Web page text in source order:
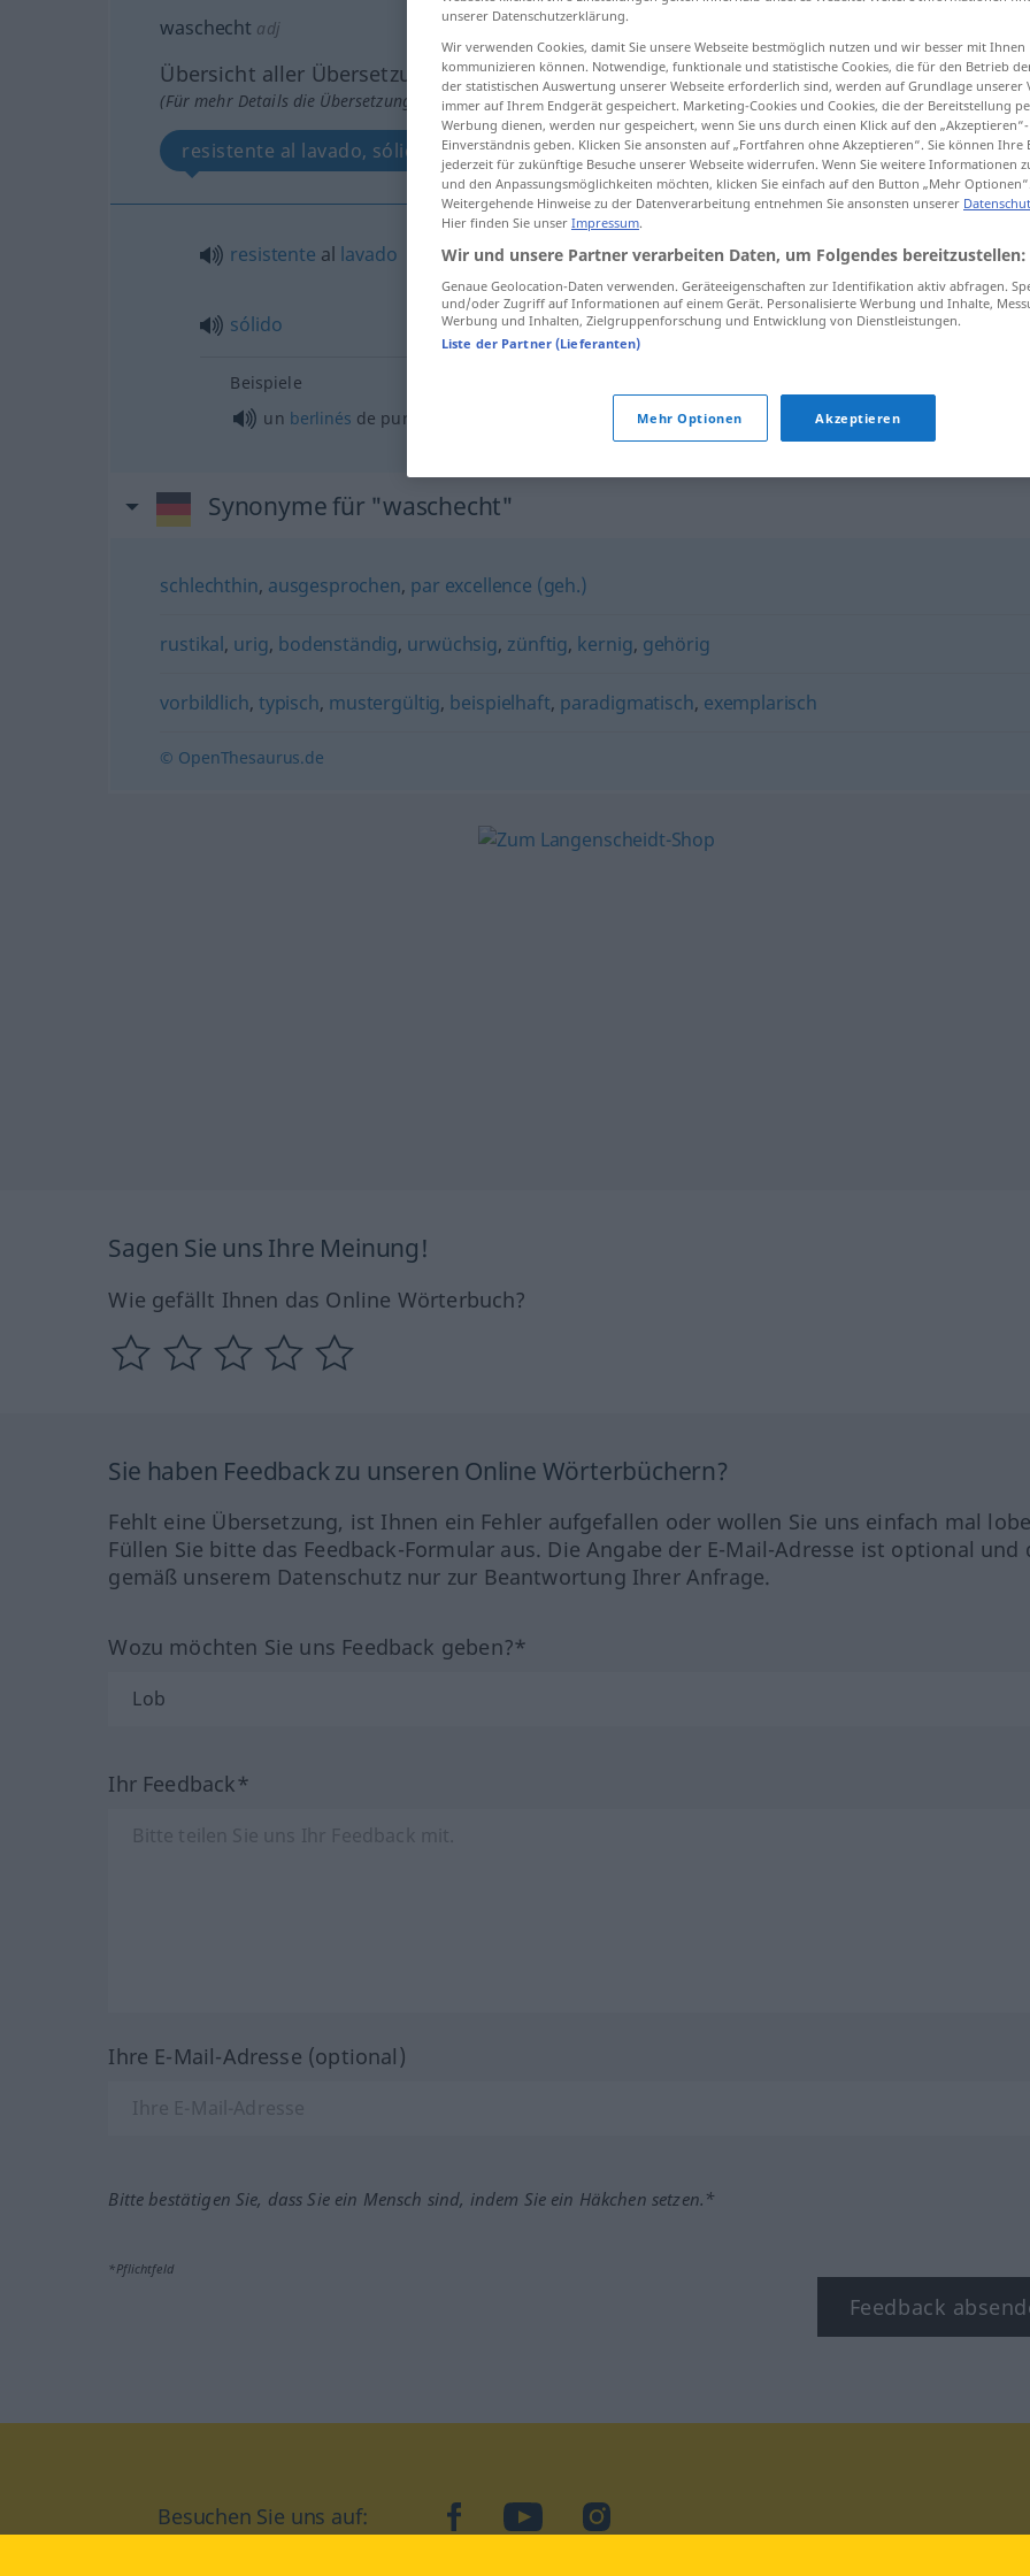
waschecht adj
Übersicht aller Übersetzungen
(Für mehr Details die Übersetzung anklicken/antippen)
resistente al lavado, sólido Weitere Beispiele...
resistente al lavado waschecht
sólido waschecht(≈ farbecht)
Beispiele
un berlinés de pura ein waschechterBerliner
Synonyme für "waschecht"
schlechthin, ausgesprochen, par excellence (geh.)
rustikal, urig, bodenständig, urwüchsig, zünftig, kernig, gehörig
vorbildlich, typisch, mustergültig, beispielhaft, paradigmatisch, exemplarisch
© OpenThesaurus.de
Sagen Sie uns Ihre Meinung!
Wie gefällt Ihnen das Online Wörterbuch?
Sie haben Feedback zu unseren Online Wörterbüchern?
Fehlt eine Übersetzung, ist Ihnen ein Fehler aufgefallen oder wollen Sie uns einfach mal
Füllen Sie bitte das Feedback-Formular aus. Die Angabe der E-Mail-Adresse ist optional und
gemäß unserem Datenschutz nur zur Beantwortung Ihrer Anfrage.
Wozu möchten Sie uns Feedback geben?*
Ihr Feedback*
Ihre E-Mail-Adresse (optional)
Bitte bestätigen Sie, dass Sie ein Mensch sind, indem Sie ein Häkchen setzen.*
*Pflichtfeld
Feedback
Besuchen Sie uns auf: facebookYouTubeInstagram
unserer Datenschutzerklärung.
Wir verwenden Cookies, damit Sie unsere Webseite bestmöglich nutzen und wir besser mit Ihnen
kommunizieren können. Notwendige, funktionale und statistische Cookies, die für den Betrieb
der statistischen Auswertung unserer Webseite erforderlich sind, werden auf Grundlage unserer
immer auf Ihrem Endgerät gespeichert. Marketing-Cookies und Cookies, die der Bereitstellung
Werbung dienen, werden nur gespeichert, wenn Sie uns durch einen Klick auf den
Einverständnis geben. Klicken Sie ansonsten auf „Fortfahren ohne Akzeptieren“. Sie können
jederzeit für zukünftige Besuche unserer Webseite widerrufen. Wenn Sie weitere Informationen
und den Anpassungsmöglichkeiten möchten, klicken Sie einfach auf den Button „Mehr
Weitergehende Hinweise zu der Datenverarbeitung entnehmen Sie ansonsten unserer
Hier finden Sie unser Impressum.
Wir und unsere Partner verarbeiten Daten, um Folgendes bereitzustellen:
Genaue Geolocation-Daten verwenden. Geräteeigenschaften zur Identifikation aktiv abfragen.
und/oder Zugriff auf Informationen auf einem Gerät. Personalisierte Werbung und Inhalte,
Werbung und Inhalten, Zielgruppenforschung und Entwicklung von Dienstleistungen.
Liste der Partner (Lieferanten)
Mehr Optionen Akzeptieren